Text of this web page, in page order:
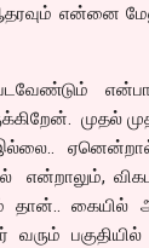
என்னை
முதல்
என்றாலும்,
கையில் அந்த
வரும்